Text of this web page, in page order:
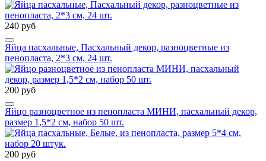
240 руб
Яйца пасхальные, Пасхальный декор, разноцветные из
пенопласта, 2*3 см, 24 шт.
200 руб
Яйцо разноцветное из пенопласта МИНИ, пасхальный декор,
размер 1,5*2 см, набор 50 шт.
200 руб